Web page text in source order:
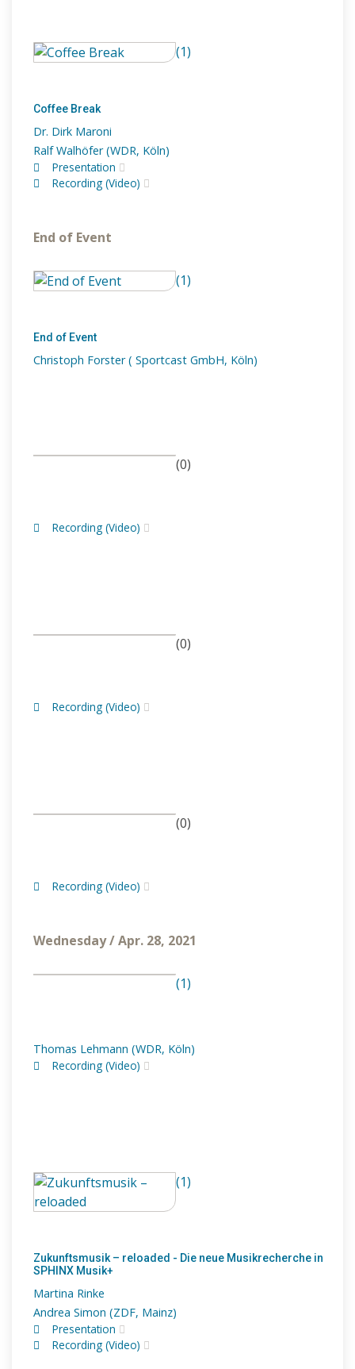
(1)
Coffee Break
Dr. Dirk Maroni
Ralf Walhöfer (WDR, Köln)
Presentation
Recording (Video)
End of Event
(1)
End of Event
Christoph Forster ( Sportcast GmbH, Köln)
(0)
Recording (Video)
(0)
Recording (Video)
(0)
Recording (Video)
Wednesday / Apr. 28, 2021
(1)
Thomas Lehmann (WDR, Köln)
Recording (Video)
(1)
Zukunftsmusik – reloaded - Die neue Musikrecherche in
SPHINX Musik+
Martina Rinke
Andrea Simon (ZDF, Mainz)
Presentation
Recording (Video)